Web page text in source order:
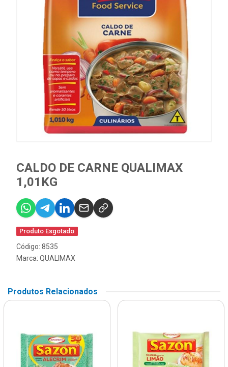
CALDO DE CARNE QUALIMAX
1,01KG
Produto Esgotado
Código: 8535
Marca: QUALIMAX
Produtos Relacionados